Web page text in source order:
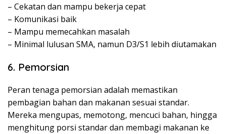
– Cekatan dan mampu bekerja cepat
– Komunikasi baik
– Mampu memecahkan masalah
– Minimal lulusan SMA, namun D3/S1 lebih diutamakan
6. Pemorsian
Peran tenaga pemorsian adalah memastikan
pembagian bahan dan makanan sesuai standar.
Mereka mengupas, memotong, mencuci bahan, hingga
menghitung porsi standar dan membagi makanan ke